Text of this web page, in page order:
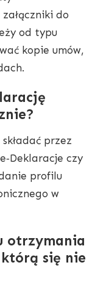
do
od typu
kopie umów,
przez
czy
profilu
w
otrzymania
się nie